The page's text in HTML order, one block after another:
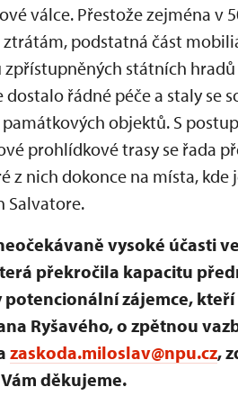
válce. Přestože zejména v
ztrátám, podstatná část
státních
dostalo řádné péče a staly se
objektů. S
prohlídkové trasy se řada
z nich dokonce na místa,
Salvatore.
vysoké účasti
překročila kapacitu
potencionální zájemce,
Ryšavého, o zpětnou
zaskoda.miloslav@npu.cz,
děkujeme.